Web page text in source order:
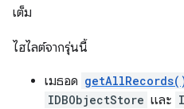
เต็ม
ไฮไลต์จากรุ่นนี้
เมธอด
IDBObjectStore และ